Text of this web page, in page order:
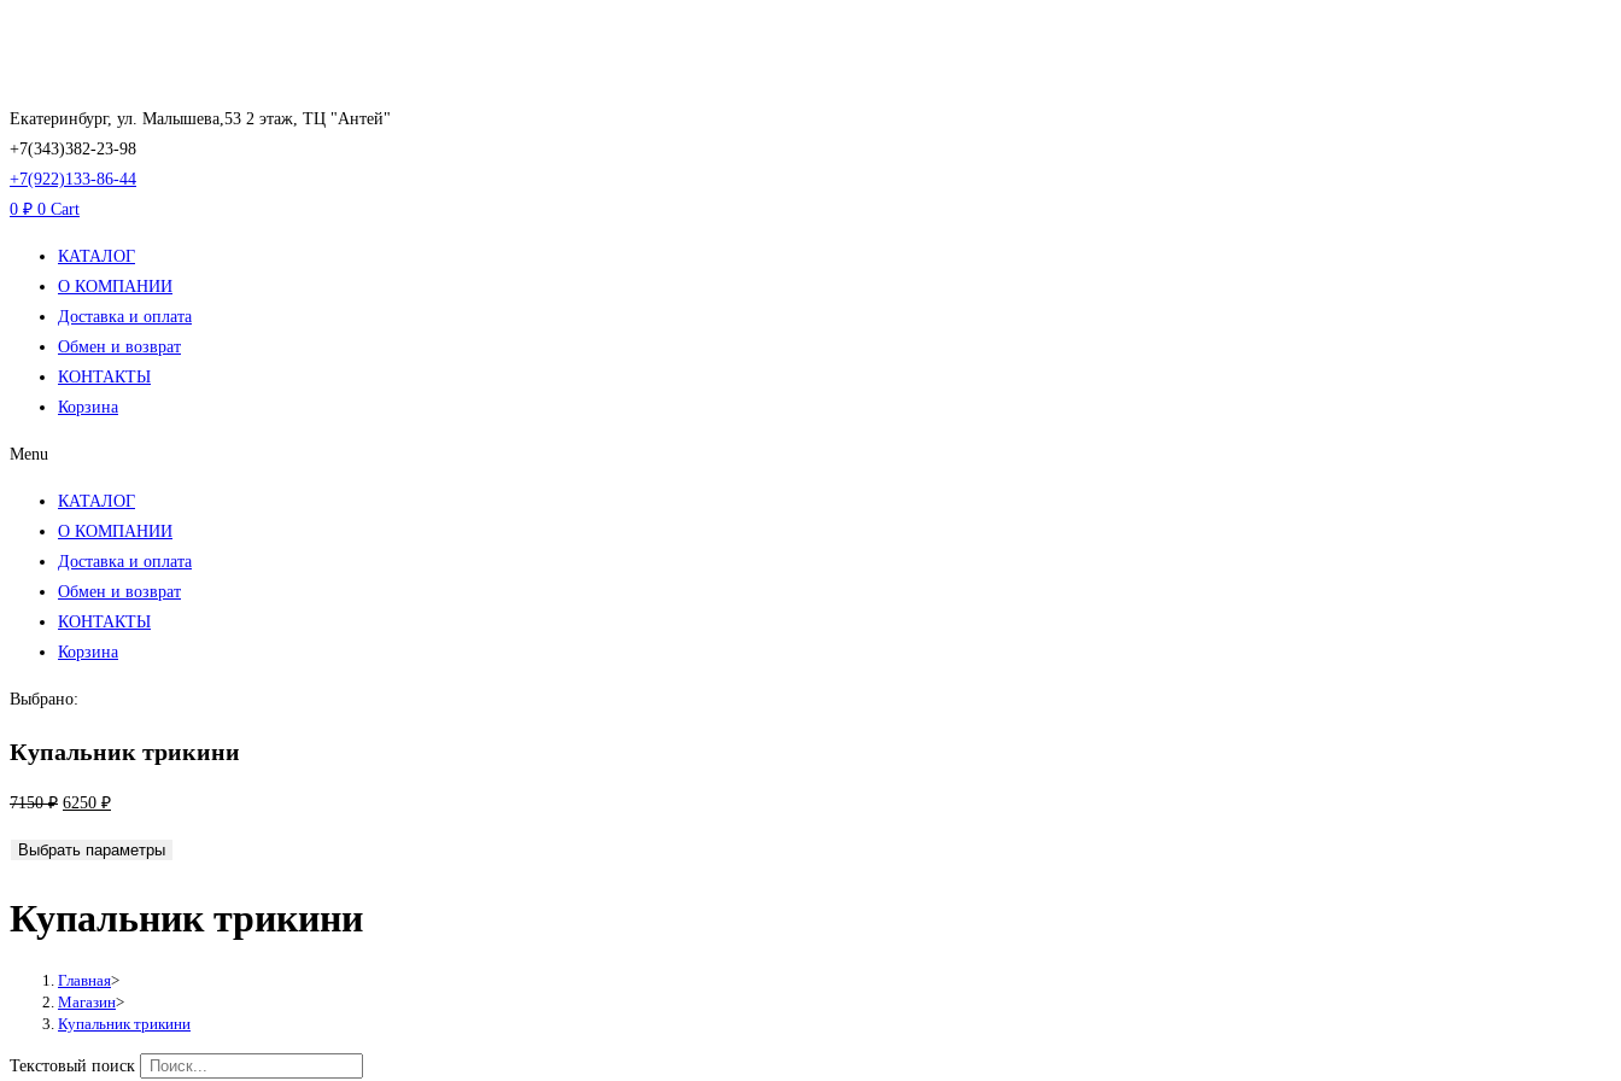
Екатеринбург, ул. Малышева,53 2 этаж, ТЦ "Антей"
+7(343)382-23-98
+7(922)133-86-44
0 ₽ 0 Cart
КАТАЛОГ
О КОМПАНИИ
Доставка и оплата
Обмен и возврат
КОНТАКТЫ
Корзина
Menu
КАТАЛОГ
О КОМПАНИИ
Доставка и оплата
Обмен и возврат
КОНТАКТЫ
Корзина
Выбрано:
Купальник трикини
7150₽ Первоначальная
составляла
6250 ₽Текущая
6250 ₽.
Выбрать параметры
Купальник трикини
Главная>
Магазин>
Купальник трикини
Текстовый поиск